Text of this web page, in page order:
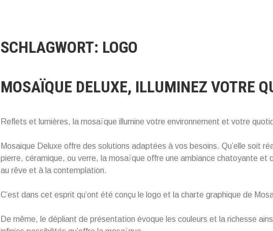
SCHLAGWORT: LOGO
MOSAÏQUE DELUXE, ILLUMINEZ VOTRE
Reflets et lumières, la mosaïque illumine votre environnement et votre
Mosaique Deluxe offre des solutions adaptées à vos besoins. Qu’elle soit
pierre, céramique, ou verre, la mosaïque offre une ambiance chatoyante et
au rêve et à la contemplation.
C’est dans cet esprit qu’ont été conçu le logo et la charte graphique de
De même, le dépliant de présentation évoque les couleurs et la richesse